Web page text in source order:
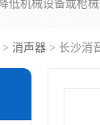
> 消声器 > 长沙消